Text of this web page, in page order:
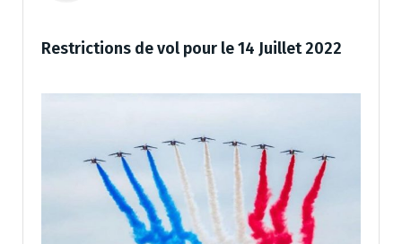
Restrictions de vol pour le 14 Juillet 2022